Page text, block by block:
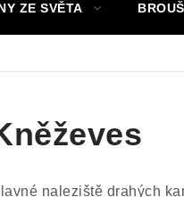
ZE SVĚTA
naleziště drahých